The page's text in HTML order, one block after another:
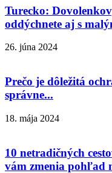
Turecko:
oddýchnete aj s
26. júna 2024
Prečo je dôležitá
správne...
18. mája 2024
10 netradičných
vám zmenia pohľad